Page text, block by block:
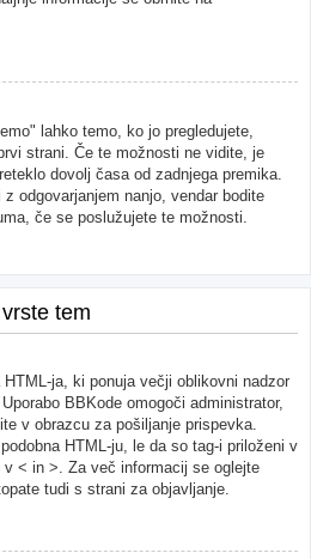
lahko temo, ko jo pregledujete,
strani. Če te možnosti ne vidite, je
dovolj časa od zadnjega premika.
odgovarjanjem nanjo, vendar bodite
če se poslužujete te možnosti.
tem
ja, ki ponuja večji oblikovni nadzor
BBKode omogoči administrator,
v obrazcu za pošiljanje prispevka.
HTML-ju, le da so tag-i priloženi v
< in >. Za več informacij se oglejte
tudi s strani za objavljanje.